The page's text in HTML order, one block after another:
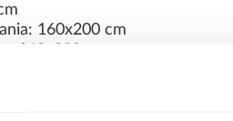
160x200 cm
160x200 cm
cm
tak
nie